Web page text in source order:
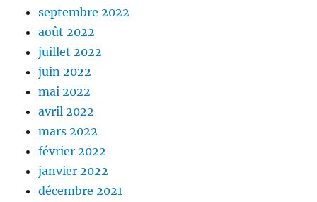
septembre 2022
août 2022
juillet 2022
juin 2022
mai 2022
avril 2022
mars 2022
février 2022
janvier 2022
décembre 2021